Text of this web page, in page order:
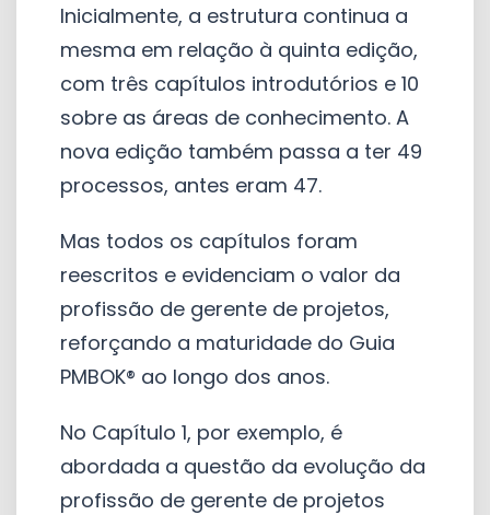
Inicialmente, a estrutura continua a
mesma em relação à quinta edição,
com três capítulos introdutórios e 10
sobre as áreas de conhecimento. A
nova edição também passa a ter 49
processos, antes eram 47.
Mas todos os capítulos foram
reescritos e evidenciam o valor da
profissão de gerente de projetos,
reforçando a maturidade do Guia
PMBOK® ao longo dos anos.
No Capítulo 1, por exemplo, é
abordada a questão da evolução da
profissão de gerente de projetos